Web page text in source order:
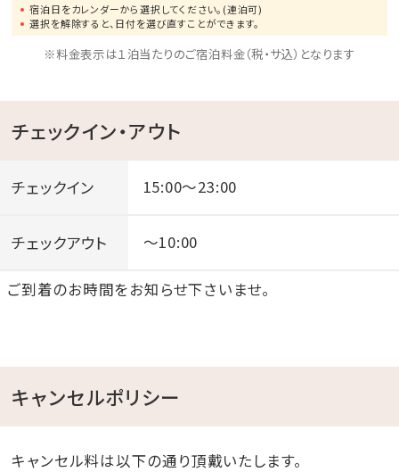
宿泊日をカレンダーから選択してください。(連泊可)
選択を解除すると、日付を選び直すことができます。
※料金表示は１泊当たりのご宿泊料金（税・サ込）となります
チェックイン・アウト
チェックイン 15:00～23:00
チェックアウト ～10:00
ご到着のお時間をお知らせ下さいませ。
キャンセルポリシー
キャンセル料は以下の通り頂戴いたします。